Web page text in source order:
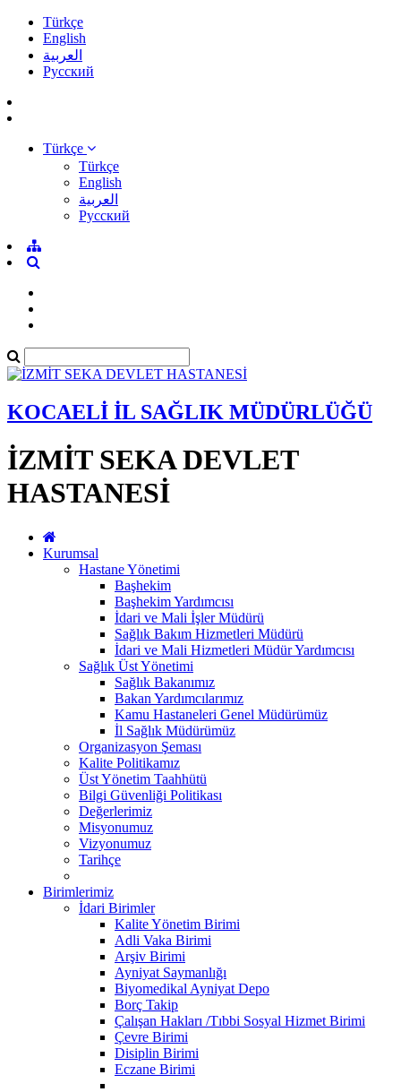
Türkçe
English
العربية
Pусский
Türkçe
Türkçe
English
العربية
Pусский
KOCAELİ İL SAĞLIK MÜDÜRLÜĞÜ
İZMİT SEKA DEVLET
HASTANESİ
Kurumsal
Hastane Yönetimi
Başhekim
Başhekim Yardımcısı
İdari ve Mali İşler Müdürü
Sağlık Bakım Hizmetleri Müdürü
İdari ve Mali Hizmetleri Müdür Yardımcısı
Sağlık Üst Yönetimi
Sağlık Bakanımız
Bakan Yardımcılarımız
Kamu Hastaneleri Genel Müdürümüz
İl Sağlık Müdürümüz
Organizasyon Şeması
Kalite Politikamız
Üst Yönetim Taahhütü
Bilgi Güvenliği Politikası
Değerlerimiz
Misyonumuz
Vizyonumuz
Tarihçe
Birimlerimiz
İdari Birimler
Kalite Yönetim Birimi
Adli Vaka Birimi
Arşiv Birimi
Ayniyat Saymanlığı
Biyomedikal Ayniyat Depo
Borç Takip
Çalışan Hakları /Tıbbi Sosyal Hizmet Birimi
Çevre Birimi
Disiplin Birimi
Eczane Birimi